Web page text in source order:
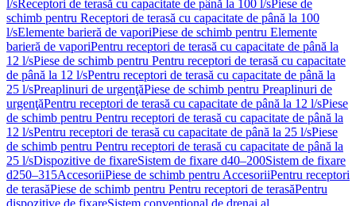
l/sReceptori de terasă cu capacitate de până la 100 l/sPiese de
schimb pentru Receptori de terasă cu capacitate de până la 100
l/sElemente barieră de vaporiPiese de schimb pentru Elemente
barieră de vaporiPentru receptori de terasă cu capacitate de până la
12 l/sPiese de schimb pentru Pentru receptori de terasă cu capacitate
de până la 12 l/sPentru receptori de terasă cu capacitate de până la
25 l/sPreaplinuri de urgenţăPiese de schimb pentru Preaplinuri de
urgenţăPentru receptori de terasă cu capacitate de până la 12 l/sPiese
de schimb pentru Pentru receptori de terasă cu capacitate de până la
12 l/sPentru receptori de terasă cu capacitate de până la 25 l/sPiese
de schimb pentru Pentru receptori de terasă cu capacitate de până la
25 l/sDispozitive de fixareSistem de fixare d40–200Sistem de fixare
d250–315AccesoriiPiese de schimb pentru AccesoriiPentru receptori
de terasăPiese de schimb pentru Pentru receptori de terasăPentru
dispozitive de fixareSistem convenţional de drenaj al